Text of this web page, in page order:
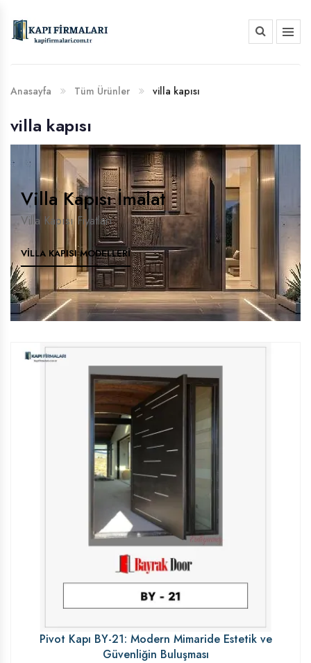
BANKA HESAP NUMARALARIMIZ
Anasayfa Tüm Ürünler villa kapısı
villa kapısı
Villa Kapısı İmalat
Villa Kapısı Fiyatları
VILLA KAPISI MODELLERI
Pivot Kapı BY-21: Modern Mimaride Estetik ve
Güvenliğin Buluşması